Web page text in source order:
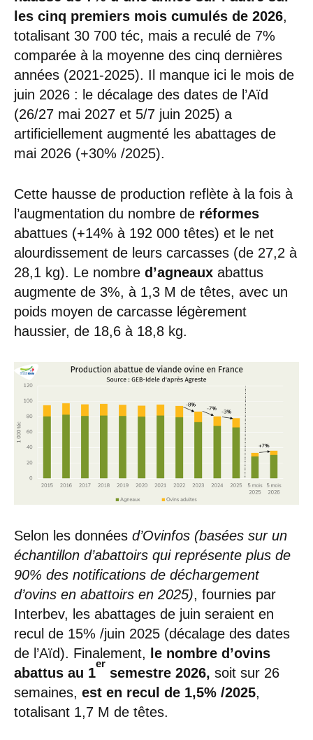
les cinq premiers mois cumulés de 2026,
totalisant 30 700 téc, mais a reculé de 7%
comparée à la moyenne des cinq dernières
années (2021-2025). Il manque ici le mois de
juin 2026 : le décalage des dates de l’Aïd
(26/27 mai 2027 et 5/7 juin 2025) a
artificiellement augmenté les abattages de
mai 2026 (+30% /2025).
Cette hausse de production reflète à la fois à
l’augmentation du nombre de réformes
abattues (+14% à 192 000 têtes) et le net
alourdissement de leurs carcasses (de 27,2 à
28,1 kg). Le nombre d’agneaux abattus
augmente de 3%, à 1,3 M de têtes, avec un
poids moyen de carcasse légèrement
haussier, de 18,6 à 18,8 kg.
Selon les données d’Ovinfos (basées sur un
échantillon d’abattoirs qui représente plus de
90% des notifications de déchargement
d’ovins en abattoirs en 2025), fournies par
Interbev, les abattages de juin seraient en
recul de 15% /juin 2025 (décalage des dates
de l’Aïd). Finalement,
le nombre d’ovins
abattus au 1
er
semestre 2026, soit sur 26
semaines, est en recul de 1,5% /2025,
totalisant 1,7 M de têtes.